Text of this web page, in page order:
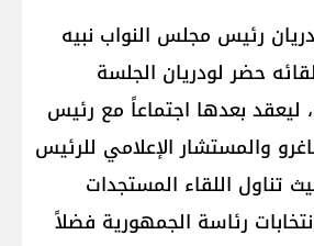
رئيس مجلس النواب نبيه
حضر لودريان الجلسة
ليعقد بعدها اجتماعاً مع رئيس
والمستشار الإعلامي للرئيس
تناول اللقاء المستجدات
رئاسة الجمهورية فضلاً